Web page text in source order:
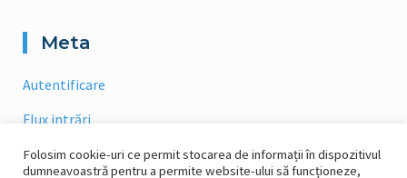
Meta
Autentificare
Flux intrări
Flux comentarii
Folosim cookie-uri ce permit stocarea de informații în dispozitivul
dumneavoastră pentru a permite website-ului să funcționeze,